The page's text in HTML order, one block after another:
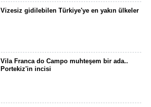
Vizesiz gidilebilen Türkiye'ye en yakın ülkeler
Vila Franca do Campo muhteşem bir ada..
Portekiz'in incisi